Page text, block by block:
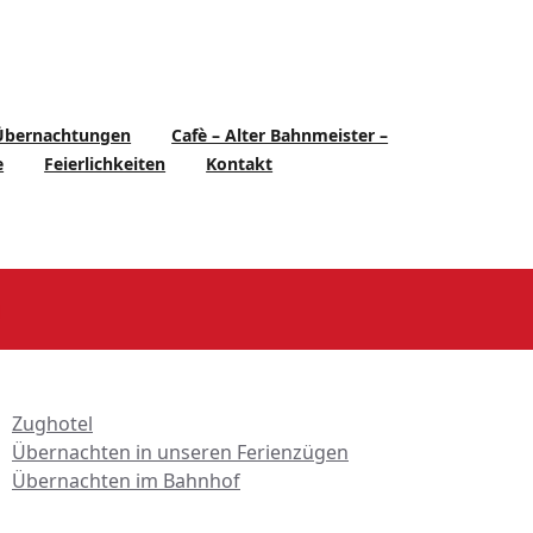
Cafè – Alter Bahnmeister –
Feierlichkeiten Kontakt
Zughotel
Übernachten in unseren Ferienzügen
Übernachten im Bahnhof